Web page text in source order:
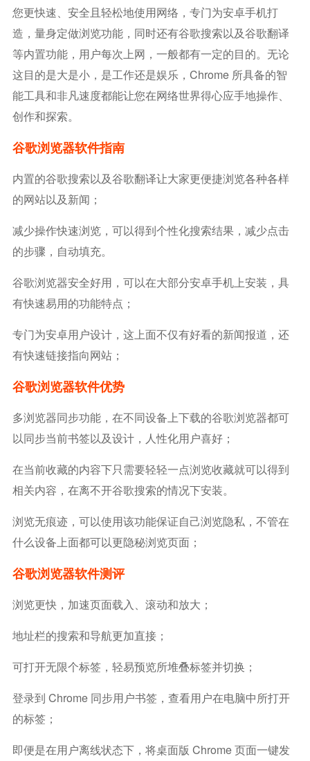
您更快速、安全且轻松地使用网络，专门为安卓手机打
造，量身定做浏览功能，同时还有谷歌搜索以及谷歌翻译
等内置功能，用户每次上网，一般都有一定的目的。无论
这目的是大是小，是工作还是娱乐，Chrome 所具备的智
能工具和非凡速度都能让您在网络世界得心应手地操作、
创作和探索。
谷歌浏览器软件指南
内置的谷歌搜索以及谷歌翻译让大家更便捷浏览各种各样
的网站以及新闻；
减少操作快速浏览，可以得到个性化搜索结果，减少点击
的步骤，自动填充。
谷歌浏览器安全好用，可以在大部分安卓手机上安装，具
有快速易用的功能特点；
专门为安卓用户设计，这上面不仅有好看的新闻报道，还
有快速链接指向网站；
谷歌浏览器软件优势
多浏览器同步功能，在不同设备上下载的谷歌浏览器都可
以同步当前书签以及设计，人性化用户喜好；
在当前收藏的内容下只需要轻轻一点浏览收藏就可以得到
相关内容，在离不开谷歌搜索的情况下安装。
浏览无痕迹，可以使用该功能保证自己浏览隐私，不管在
什么设备上面都可以更隐秘浏览页面；
谷歌浏览器软件测评
浏览更快，加速页面载入、滚动和放大；
地址栏的搜索和导航更加直接；
可打开无限个标签，轻易预览所堆叠标签并切换；
登录到 Chrome 同步用户书签，查看用户在电脑中所打开
的标签；
即便是在用户离线状态下，将桌面版 Chrome 页面一键发